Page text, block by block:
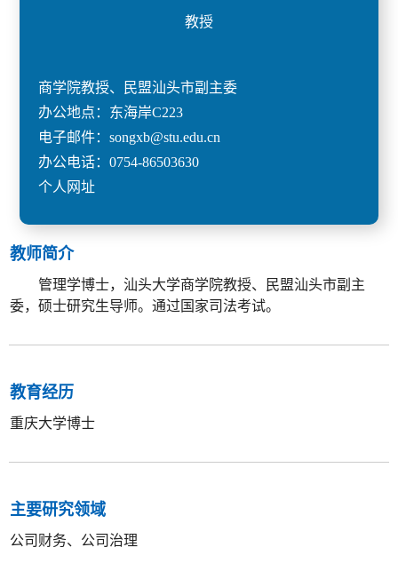
教授
商学院教授、民盟汕头市副主委
办公地点：东海岸C223
电子邮件：songxb@stu.edu.cn
办公电话：0754-86503630
个人网址
教师简介
管理学博士，汕头大学商学院教授、民盟汕头市副主
委，硕士研究生导师。通过国家司法考试。
教育经历
重庆大学博士
主要研究领域
公司财务、公司治理